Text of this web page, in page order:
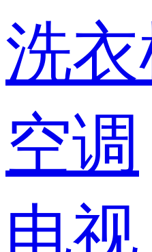
洗
空调
电视